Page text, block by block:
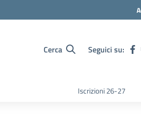
Cerca Seguici su:
Iscrizioni 26-27